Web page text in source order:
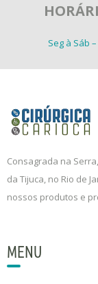
Seg à Sáb
Consagrada na
da Tijuca, no Rio de
nossos produtos e
MENU